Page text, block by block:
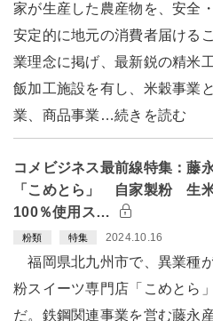
家が生産した農産物を、安全・
安定的に地元の消費者届ける
業理念に掲げ、最新鋭の精米
飯加工施設を有し、米穀事業
業、商品事業…続きを読む
コメビジネス最前線特集：藤
「こめとら」 自家製粉 生
100％使用ス…
粉類 特集 2024.10.16
福岡県北九州市で、異業種
粉スイーツ専門店「こめとら
だ。鉄鋼関連事業を営む藤永